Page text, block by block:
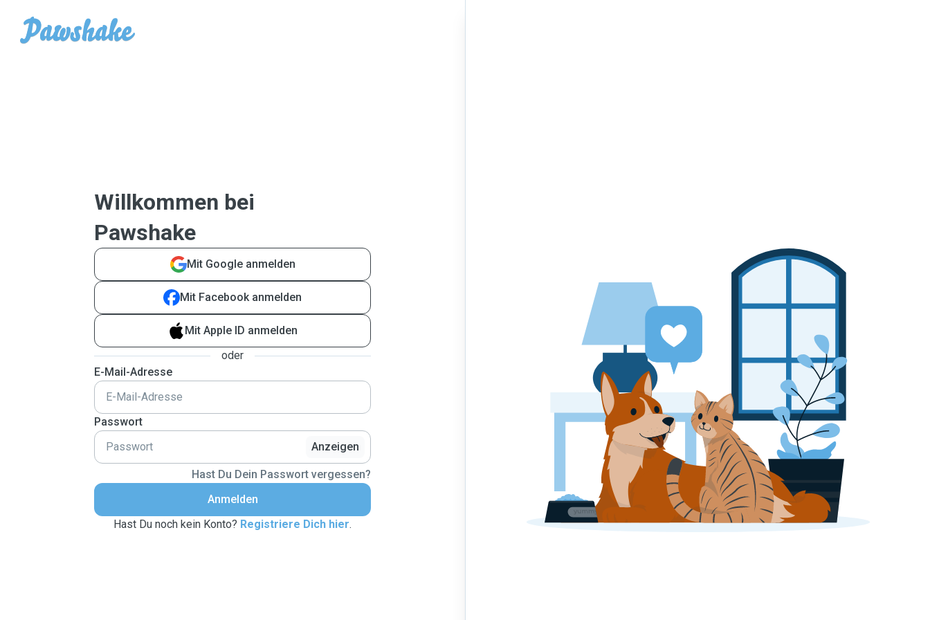
Willkommen bei
Pawshake
Mit Google anmelden
Mit Facebook anmelden
Mit Apple ID anmelden
oder
E-Mail-Adresse
Passwort
Anzeigen
Hast Du Dein Passwort vergessen?
Anmelden
Hast Du noch kein Konto? Registriere Dich hier.